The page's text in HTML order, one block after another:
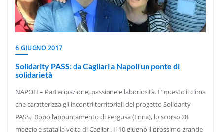
6 GIUGNO 2017
Solidarity PASS: da Cagliari a Napoli un ponte di
solidarietà
NAPOLI – Partecipazione, passione e laboriosità. E’ questo il clima
che caratterizza gli incontri territoriali del progetto Solidarity
PASS. Dopo l’appuntamento di Pergusa (Enna), lo scorso 28
maggio è stata la volta di Cagliari. Il 10 giugno il prossimo grande